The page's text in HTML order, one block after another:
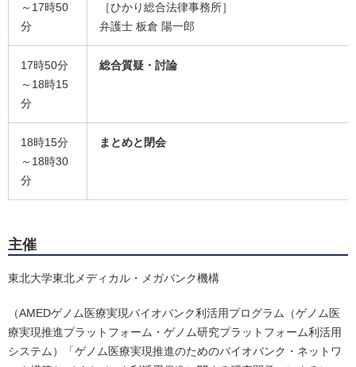
～17時50
分
［ひかり総合法律事務所］
弁護士 板倉 陽一郎
17時50分
～18時15
分
総合質疑・討論
18時15分
～18時30
分
まとめと閉会
主催
東北大学東北メディカル・メガバンク機構
（AMEDゲノム医療実現バイオバンク利活用プログラム（ゲノム医
療実現推進プラットフォーム・ゲノム研究プラットフォーム利活用
システム）「ゲノム医療実現推進のためのバイオバンク・ネットワ